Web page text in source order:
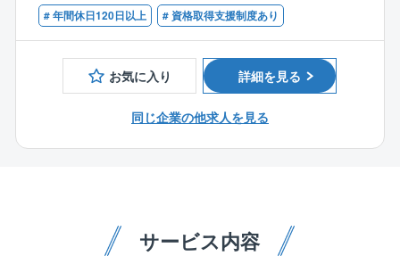
・エンジニアリング
⇒定期的な大規模修繕工事、改良工事、新設工事な
ど。
多様な改造・建設プロジェクトに事業化の検討段階
■出張について
○可能性としてはありますが短期間の対応！
・1級土木施工管理技士
・1級電気施工管理技士
・溶接施工管理技術者（1級/2級）
・保全技能士（機械）等
# 年間休日120日以上
# 資格取得支援制度あり
お気に入り 詳細を見る
同じ企業の他求人を見る
サービス内容